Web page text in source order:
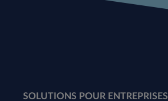
SOLUTIONS POUR ENTREPRISES